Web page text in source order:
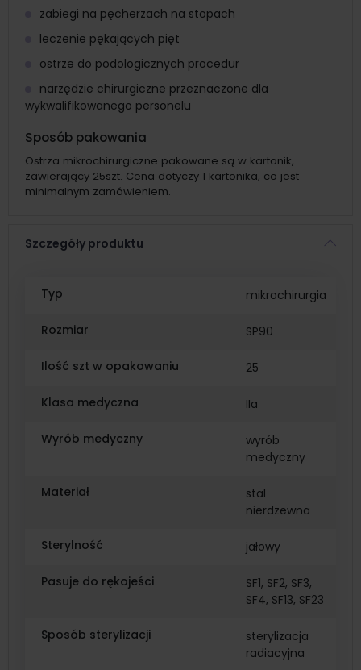
zabiegi na pęcherzach na stopach
leczenie pękających pięt
ostrze do podologicznych procedur
narzędzie chirurgiczne przeznaczone dla
wykwalifikowanego personelu
Sposób pakowania
Ostrza mikrochirurgiczne pakowane są w kartonik,
zawierający 25szt. Cena dotyczy 1 kartonika, co jest
minimalnym zamówieniem.
Szczegóły produktu
Typ mikrochirurgia
Rozmiar SP90
Ilość szt w opakowaniu 25
Klasa medyczna IIa
Wyrób medyczny
wyrób
medyczny
Materiał
stal
nierdzewna
Sterylność jałowy
Pasuje do rękojeści
SF1, SF2, SF3,
SF4, SF13, SF23
Sposób sterylizacji
sterylizacja
radiacyjna